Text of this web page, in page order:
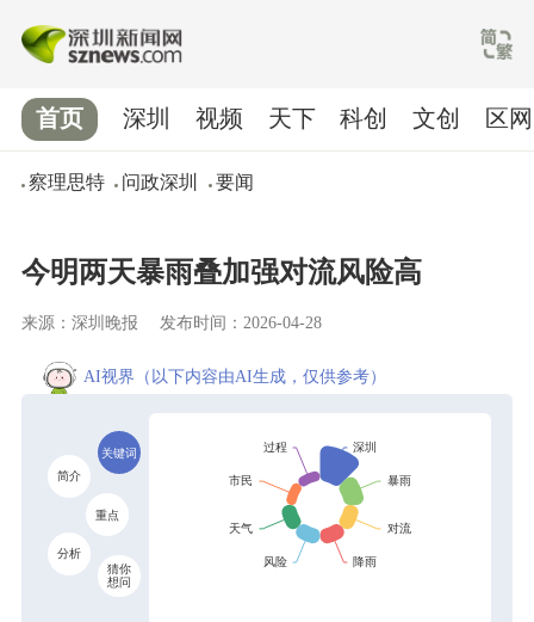
首页
察理思特 问政深圳 要闻
深圳 视频 天下 科创 文创 区网
今明两天暴雨叠加强对流风险高
来源：深圳晚报 发布时间：2026-04-28
AI视界 （以下内容由AI生成，仅供参考）
关键词
简介
重点
分析
猜你
想问